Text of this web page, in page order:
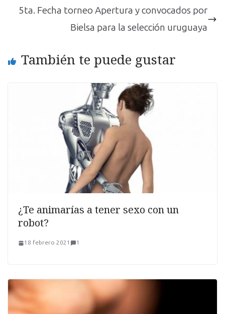
5ta. Fecha torneo Apertura y convocados por
Bielsa para la selección uruguaya
También te puede gustar
¿Te animarías a tener sexo con un
robot?
18 febrero 2021 1